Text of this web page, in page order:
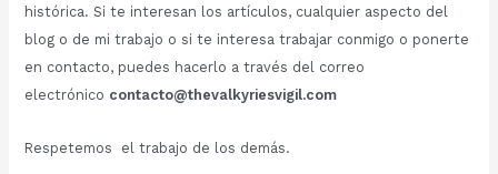
histórica. Si te interesan los artículos, cualquier aspecto del
blog o de mi trabajo o si te interesa trabajar conmigo o ponerte
en contacto, puedes hacerlo a través del correo
electrónico contacto@thevalkyriesvigil.com
Respetemos el trabajo de los demás.